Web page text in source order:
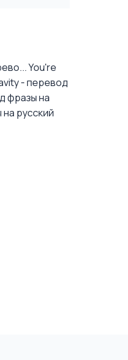
You're
- перевод
фразы на
русский